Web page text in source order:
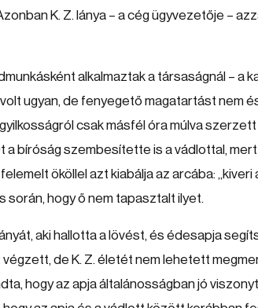
K. Z. lánya – a cég ügyvezetője –
alkalmaztak a társaságnál – a
ugyan, de fenyegető magatartást nem
csak másfél óra múlva
a bíróság szembesítette is a vádlottal,
ököllel azt kiabálja az arcába:
hogy ő nem tapasztalt ilyet.
aki hallotta a lövést, és édesapja
de K. Z. életét nem lehetett
hogy az apja általánosságban jó